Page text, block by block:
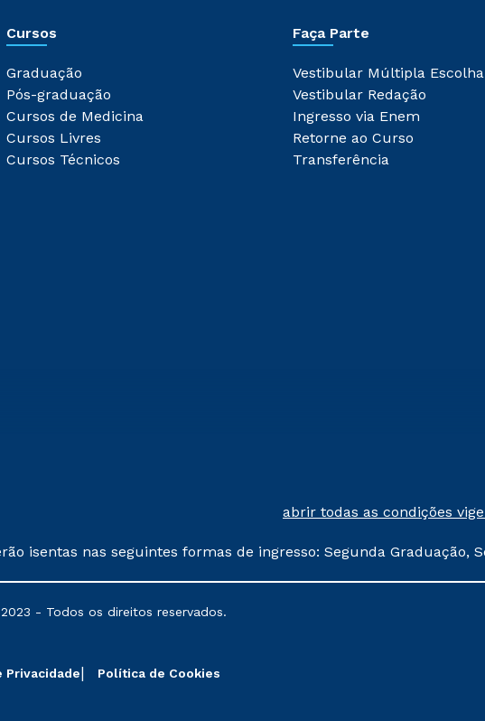
Cursos
Graduação
Pós-graduação
Cursos de Medicina
Cursos Livres
Cursos Técnicos
Faça Parte
Vestibular Múltipla Escolha
Vestibular Redação
Ingresso via Enem
Retorne ao Curso
Transferência
abrir todas as condições
isentas nas seguintes formas de ingresso: Segunda Graduação,
institucionais poderão sofrer alterações nos períodos de
- Todos os direitos reservados.
Privacidade Política de Cookies